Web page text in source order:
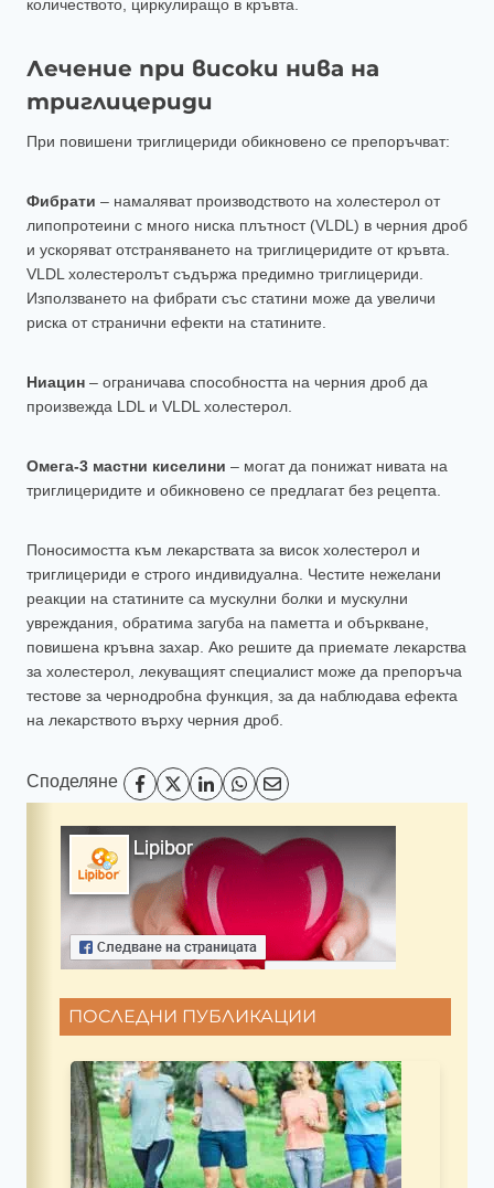
количеството, циркулиращо в кръвта.
Лечение при високи нива на
триглицериди
При повишени триглицериди обикновено се препоръчват:
Фибрати – намаляват производството на холестерол от
липопротеини с много ниска плътност (VLDL) в черния дроб
и ускоряват отстраняването на триглицеридите от кръвта.
VLDL холестеролът съдържа предимно триглицериди.
Използването на фибрати със статини може да увеличи
риска от странични ефекти на статините.
Ниацин – ограничава способността на черния дроб да
произвежда LDL и VLDL холестерол.
Омега-3 мастни киселини – могат да понижат нивата на
триглицеридите и обикновено се предлагат без рецепта.
Поносимостта към лекарствата за висок холестерол и
триглицериди е строго индивидуална. Честите нежелани
реакции на статините са мускулни болки и мускулни
увреждания, обратима загуба на паметта и объркване,
повишена кръвна захар. Ако решите да приемате лекарства
за холестерол, лекуващият специалист може да препоръча
тестове за чернодробна функция, за да наблюдава ефекта
на лекарството върху черния дроб.
Споделяне
ПОСЛЕДНИ ПУБЛИКАЦИИ